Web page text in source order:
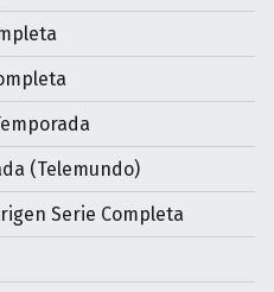
(Telemundo)
Serie Completa